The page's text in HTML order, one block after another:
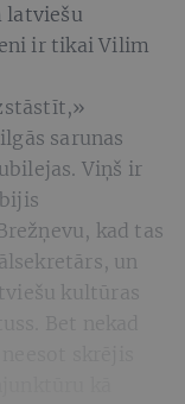
latviešu
ir tikai Vilim
sarunas
Viņš ir
kad tas
un
kultūras